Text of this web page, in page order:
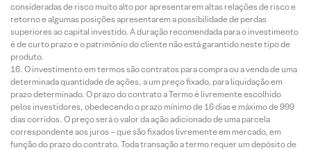
consideradas de risco muito alto por apresentarem altas relações de risco e
retorno e algumas posições apresentarem a possibilidade de perdas
superiores ao capital investido. A duração recomendada para o investimento
é de curto prazo e o patrimônio do cliente não está garantido neste tipo de
produto.
O investimento em termos são contratos para compra ou a venda de uma
determinada quantidade de ações, a um preço fixado, para liquidação em
prazo determinado. O prazo do contrato a Termo é livremente escolhido
pelos investidores, obedecendo o prazo mínimo de 16 dias e máximo de 999
dias corridos. O preço será o valor da ação adicionado de uma parcela
correspondente aos juros – que são fixados livremente em mercado, em
função do prazo do contrato. Toda transação a termo requer um depósito de